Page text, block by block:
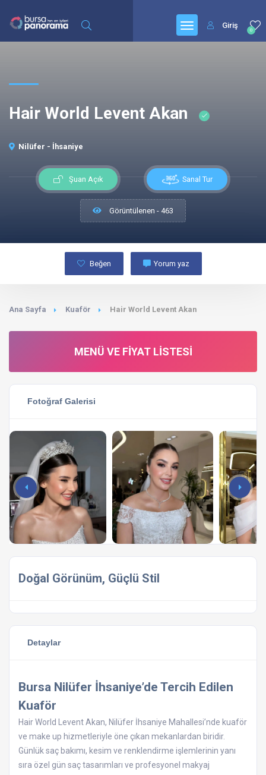
0
Giriş
Hair World Levent Akan
Nilüfer - İhsaniye
Şuan Açık Sanal Tur
Görüntülenen - 463
Beğen Yorum yaz
Ana Sayfa Kuaför Hair World Levent Akan
MENÜ VE FIYAT LISTESI
Fotoğraf Galerisi
Doğal Görünüm, Güçlü Stil
Detaylar
Bursa Nilüfer İhsaniye’de Tercih Edilen
Kuaför
Hair World Levent Akan, Nilüfer İhsaniye Mahallesi’nde kuaför
ve make up hizmetleriyle öne çıkan mekanlardan biridir.
Günlük saç bakımı, kesim ve renklendirme işlemlerinin yanı
sıra özel gün saç tasarımları ve profesyonel makyaj